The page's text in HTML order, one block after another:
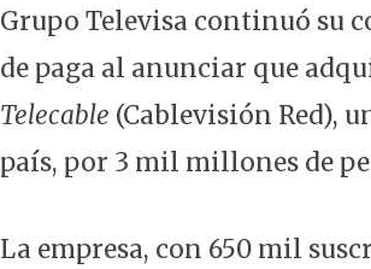
Grupo Televisa continuó su
de paga al anunciar que
Telecable (Cablevisión Red),
país, por 3 mil millones de
La empresa, con 650 mil